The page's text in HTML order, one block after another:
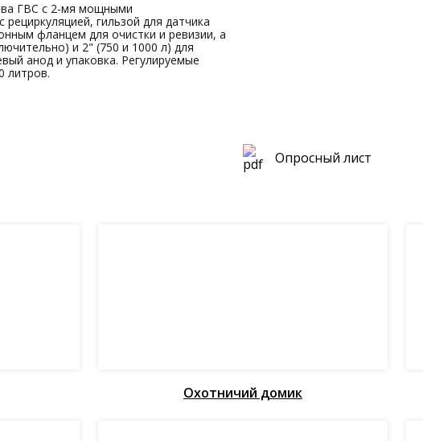
ГВС с 2-мя мощными
гильзой для датчика
фланцем для очистки и ревизии, а
и 2" (750 и 1000 л) для
анод и упаковка. Регулируемые
литров.
Опросный лист
Охотничий домик